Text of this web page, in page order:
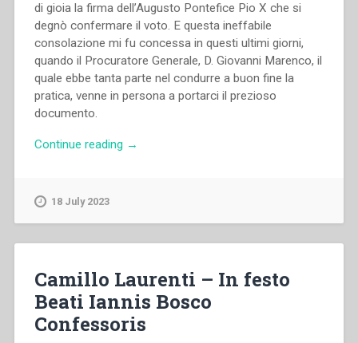
di gioia la firma dell’Augusto Pontefice Pio X che si
degnò confermare il voto. E questa ineffabile
consolazione mi fu concessa in questi ultimi giorni,
quando il Procuratore Generale, D. Giovanni Marenco, il
quale ebbe tanta parte nel condurre a buon fine la
pratica, venne in persona a portarci il prezioso
documento.
Continue reading “Michele
→
18 July 2023
Camillo Laurenti – In festo
Beati Iannis Bosco
Confessoris